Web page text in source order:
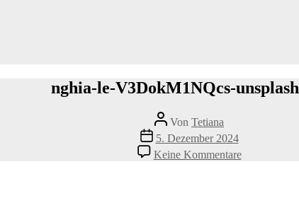
nghia-le-V3DokM1NQcs-unsplash
Beitragsautor
Von Tetiana
Veröffentlichungsdatum
5. Dezember 2024
Keine Kommentarezu
nghia-